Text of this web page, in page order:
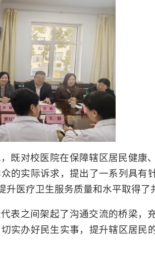
既对校医院在保障辖区居民健康
的实际诉求，提出了一系列具有
医疗卫生服务质量和水平取得了
表之间架起了沟通交流的桥梁，
实办好民生实事，提升辖区居民